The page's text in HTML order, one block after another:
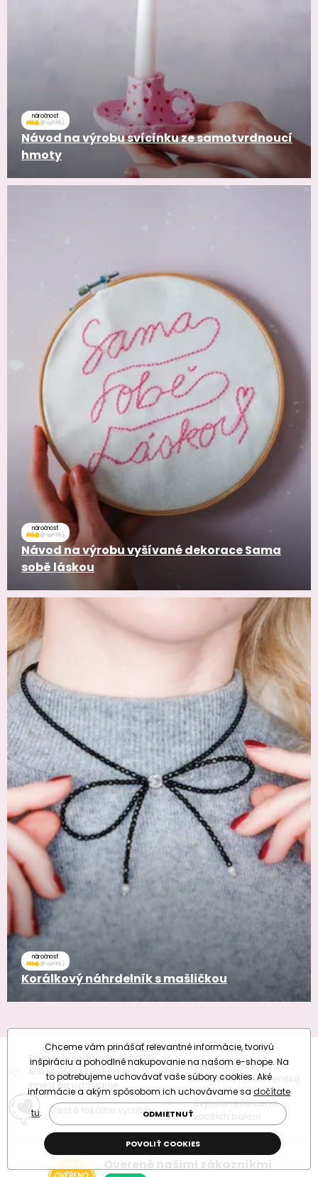
náročnosť
Návod na výrobu svícínku ze samotvrdnoucí
hmoty
náročnosť
Návod na výrobu vyšívané dekorace Sama
sobě láskou
náročnosť
Korálkový náhrdelník s mašličkou
Doprava zadarmo už od 79
€ a všetko skladom je
ihneď na odoslanie
Výhodné spôsoby
doručenia na Slovensko
České lokálne výrobky
Zvýhodnená cena
väčších balení
Overené našimi zákazníkmi
Chceme vám prinášať relevantné informácie, tvorivú
inšpiráciu a pohodlné nakupovanie na našom e-shope. Na
to potrebujeme uchovávať vaše súbory cookies. Aké
informácie a akým spôsobom ich uchovávame sa dočítate
tu. ODMIETNUŤ
POVOLIŤ COOKIES